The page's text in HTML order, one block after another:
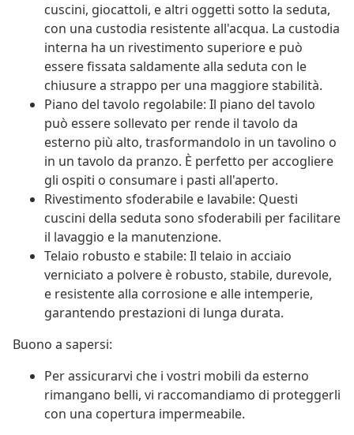
cuscini, giocattoli, e altri oggetti sotto la seduta,
con una custodia resistente all'acqua. La custodia
interna ha un rivestimento superiore e può
essere fissata saldamente alla seduta con le
chiusure a strappo per una maggiore stabilità.
Piano del tavolo regolabile: Il piano del tavolo
può essere sollevato per rende il tavolo da
esterno più alto, trasformandolo in un tavolino o
in un tavolo da pranzo. È perfetto per accogliere
gli ospiti o consumare i pasti all'aperto.
Rivestimento sfoderabile e lavabile: Questi
cuscini della seduta sono sfoderabili per facilitare
il lavaggio e la manutenzione.
Telaio robusto e stabile: Il telaio in acciaio
verniciato a polvere è robusto, stabile, durevole,
e resistente alla corrosione e alle intemperie,
garantendo prestazioni di lunga durata.
Buono a sapersi:
Per assicurarvi che i vostri mobili da esterno
rimangano belli, vi raccomandiamo di proteggerli
con una copertura impermeabile.